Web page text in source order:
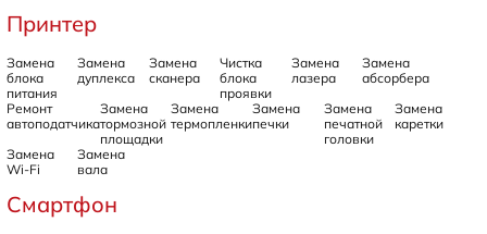
Принтер
Замена
блока
питания
Замена
дуплекса
Замена
сканера
Чистка
блока
проявки
Замена
лазера
Замена
абсорбера
Ремонт
автоподатчика
Замена
тормозной
площадки
Замена
термопленки
Замена
печки
Замена
печатной
головки
Замена
каретки
Замена
Wi-Fi
Замена
вала
Смартфон